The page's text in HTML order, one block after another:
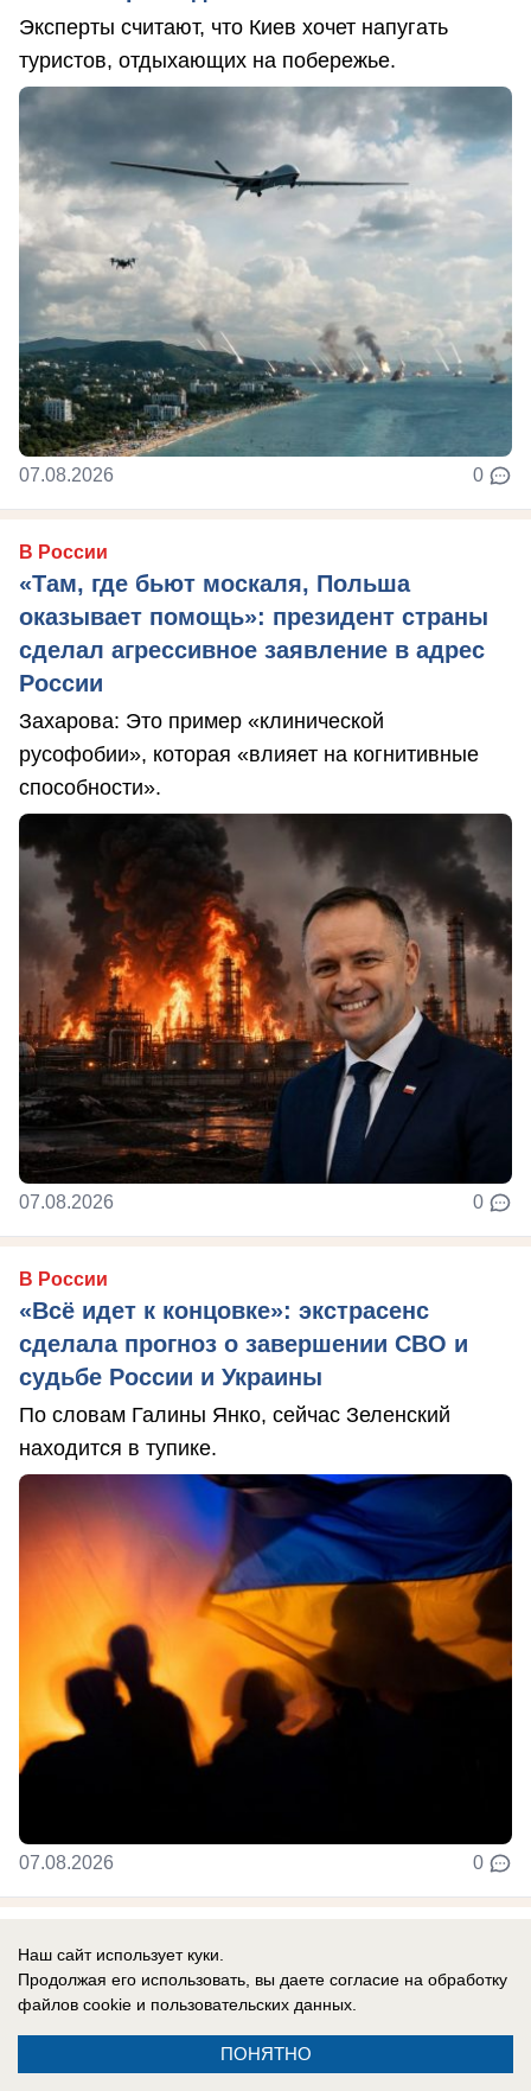
Эксперты считают, что Киев хочет напугать
туристов, отдыхающих на побережье.
07.08.2026 0
В России
«Там, где бьют москаля, Польша
оказывает помощь»: президент страны
сделал агрессивное заявление в адрес
России
Захарова: Это пример «клинической
русофобии», которая «влияет на когнитивные
способности».
07.08.2026 0
В России
«Всё идет к концовке»: экстрасенс
сделала прогноз о завершении СВО и
судьбе России и Украины
По словам Галины Янко, сейчас Зеленский
находится в тупике.
07.08.2026 0
«Пора договариваться»: Маск
отказывает Киеву в Starlink
Самый богатый человек планеты, миллиардер
Илон Маск не спешит предоставлять Украине
Наш сайт использует куки.
Продолжая его использовать, вы даете согласие на обработку
файлов cookie и пользовательских данных.
ПОНЯТНО